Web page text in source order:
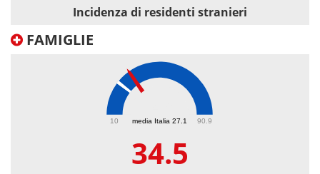
Incidenza di residenti stranieri
FAMIGLIE
media Italia 27.1
10 90.9
34.5